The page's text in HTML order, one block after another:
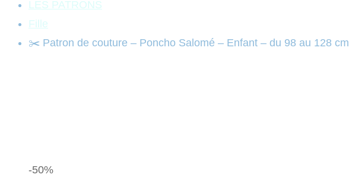
LES PATRONS
Fille
✂️ Patron de couture – Poncho Salomé – Enfant – du 98 au 128 cm
-50%